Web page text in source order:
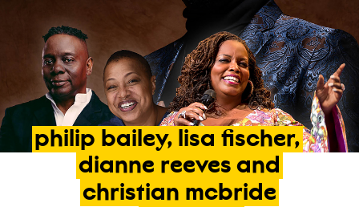
philip bailey, lisa fischer,
dianne reeves and
christian mcbride